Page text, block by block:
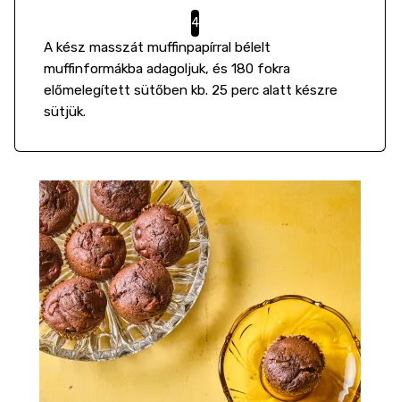
A kész masszát muffinpapírral bélelt
muffinformákba adagoljuk, és 180 fokra
előmelegített sütőben kb. 25 perc alatt készre
sütjük.